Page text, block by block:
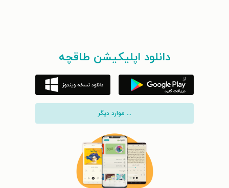
دانلود اپلیکیشن طاقچه
... موارد دیگر